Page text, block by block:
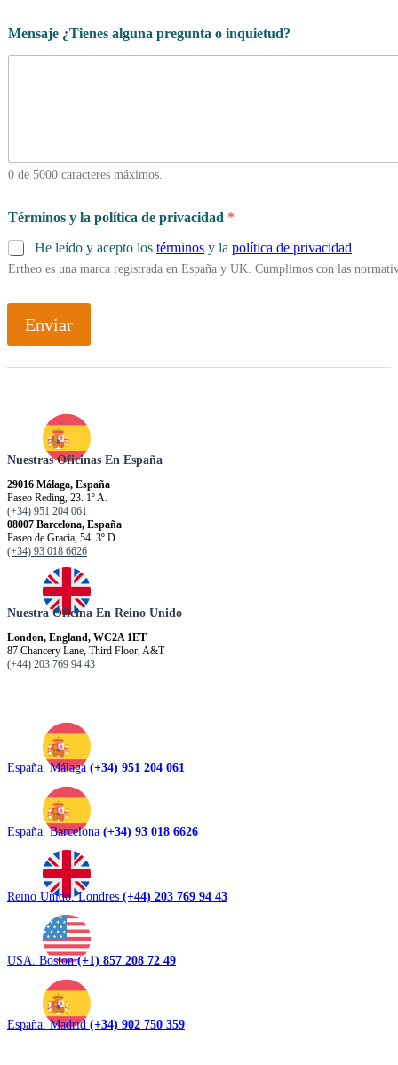
Mensaje ¿Tienes alguna pregunta o inquietud?
0 de 5000 caracteres máximos.
Términos y la política de privacidad *
He leído y acepto los términos y la política de privacidad
Ertheo es una marca registrada en España y UK. Cumplimos con las
Enviar
Nuestras Oficinas En España
29016 Málaga, España
Paseo Reding, 23. 1º A.
(+34) 951 204 061
08007 Barcelona, España
Paseo de Gracia, 54. 3º D.
(+34) 93 018 6626
Nuestra Oficina En Reino Unido
London, England, WC2A 1ET
87 Chancery Lane, Third Floor, A&T
(+44) 203 769 94 43
España. Málaga (+34) 951 204 061
España. Barcelona (+34) 93 018 6626
Reino Unido. Londres (+44) 203 769 94 43
USA. Boston(+1) 857 208 72 49
España. Madrid (+34) 902 750 359